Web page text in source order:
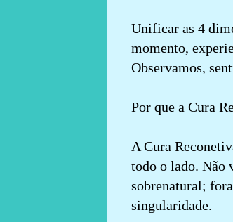
Unificar as 4
momento,
Observamos,
Por que a Cura
A Cura
todo o lado. Não
sobrenatural;
singularidade.